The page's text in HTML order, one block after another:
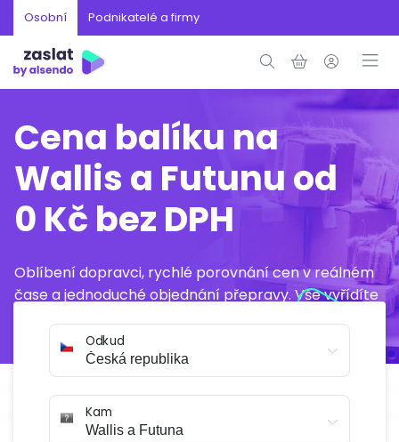
Osobní Podnikatelé a firmy
Cena balíku na
Wallis a Futunu od
0 Kč bez DPH
Oblíbení dopravci, rychlé porovnání cen v reálném
čase a jednoduché objednání přepravy. Vše vyřídíte
Odkud
Kam